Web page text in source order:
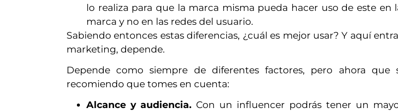
lo realiza para que la marca misma pueda hacer uso de este en
marca y no en las redes del usuario.
Sabiendo entonces estas diferencias, ¿cuál es mejor usar? Y aquí
marketing, depende.
Depende como siempre de diferentes factores, pero ahora que
recomiendo que tomes en cuenta:
Alcance y audiencia.Con un influencer podrás tener un